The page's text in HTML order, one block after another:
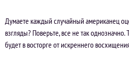
Думаете каждый случайный американец
взгляды? Поверьте, все не так однозначно.
будет в восторге от искреннего